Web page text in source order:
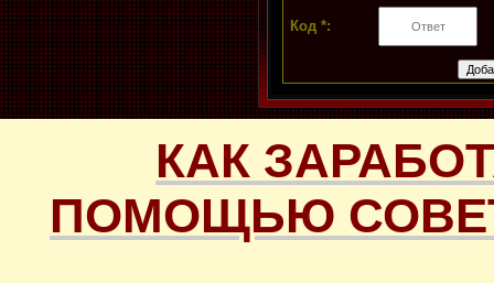
Код *:
КАК
ПОМОЩЬЮ